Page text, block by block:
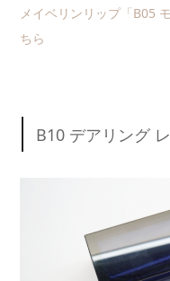
メイベリンリップ「B05
ちら
B10 デアリング